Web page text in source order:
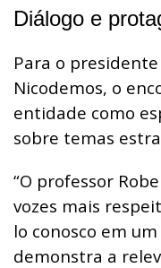
Diálogo e
Para o presidente
Nicodemos, o
entidade como
sobre temas
“O professor
vozes mais
lo conosco em
demonstra a